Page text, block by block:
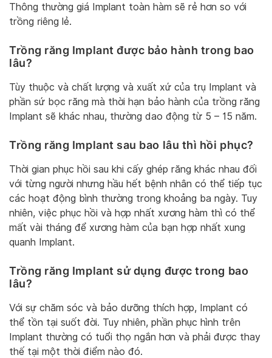
Thông thường giá Implant toàn hàm sẽ rẻ hơn so với
trồng riêng lẻ.
Trồng răng Implant được bảo hành trong bao
lâu?
Tùy thuộc và chất lượng và xuất xứ của trụ Implant và
phần sứ bọc răng mà thời hạn bảo hành của trồng răng
Implant sẽ khác nhau, thường dao động từ 5 – 15 năm.
Trồng răng Implant sau bao lâu thì hồi phục?
Thời gian phục hồi sau khi cấy ghép răng khác nhau đối
với từng người nhưng hầu hết bệnh nhân có thể tiếp tục
các hoạt động bình thường trong khoảng ba ngày. Tuy
nhiên, việc phục hồi và hợp nhất xương hàm thì có thể
mất vài tháng để xương hàm của bạn hợp nhất xung
quanh Implant.
Trồng răng Implant sử dụng được trong bao
lâu?
Với sự chăm sóc và bảo dưỡng thích hợp, Implant có
thể tồn tại suốt đời. Tuy nhiên, phần phục hình trên
Implant thường có tuổi thọ ngắn hơn và phải được thay
thế tại một thời điểm nào đó.